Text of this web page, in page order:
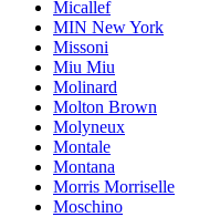
Micallef
MIN New York
Missoni
Miu Miu
Molinard
Molton Brown
Molyneux
Montale
Montana
Morris Morriselle
Moschino